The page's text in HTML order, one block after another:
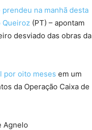
prendeu na manhã desta
Queiroz (PT) – apontam
desviado das obras da
por oito meses em um
da Operação Caixa de
Agnelo